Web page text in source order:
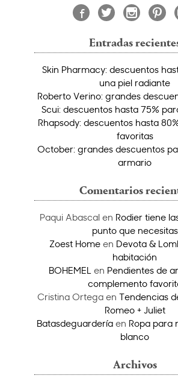
Entradas
Skin Pharmacy: descuentos
una piel radiante
Roberto Verino: grandes
Scui: descuentos hasta 75%
Rhapsody: descuentos hasta
favoritas
October: grandes descuentos
armario
Comentarios
Paqui Abascalen Rodier tiene
punto que necesitas
Zoest Homeen Devota &
habitación
BOHEMEL en Pendientes de
complemento
Cristina Ortegaen Tendencias
Romeo + Juliet
Batasdeguardería en Ropa para
blanco
Archivos